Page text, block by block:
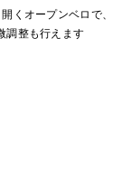
くオープンベロで、
調整も行えます